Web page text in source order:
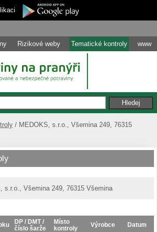
Rizikové weby Tematické kontroly www
MEDOKS, s.r.o., Všemina 249, 76315
s.r.o., Všemina 249, 76315 Všemina
DP / DMT /
číslo šarže
Místo
kontroly
Výrobce Datum